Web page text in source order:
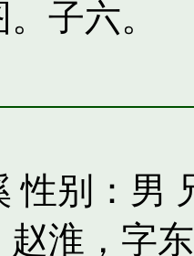
子六。
性别：男
赵淮，字